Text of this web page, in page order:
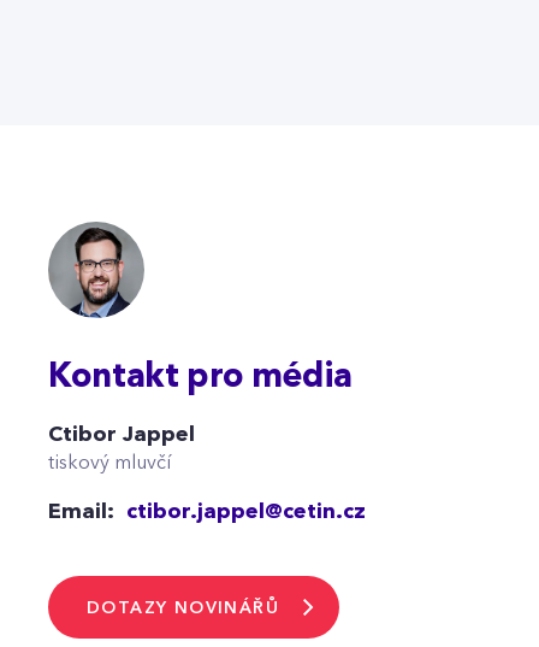
Kontakt pro média
Ctibor Jappel
tiskový mluvčí
Email: ctibor.jappel@cetin.cz
DOTAZY NOVINÁŘŮ